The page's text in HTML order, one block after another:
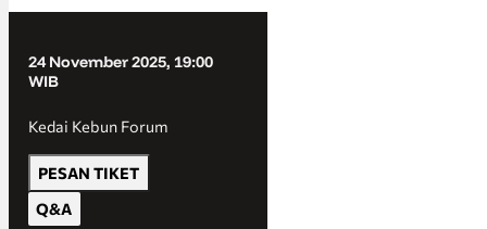
24 November 2025, 19:00
WIB
Kedai Kebun Forum
PESAN TIKET
Q&A